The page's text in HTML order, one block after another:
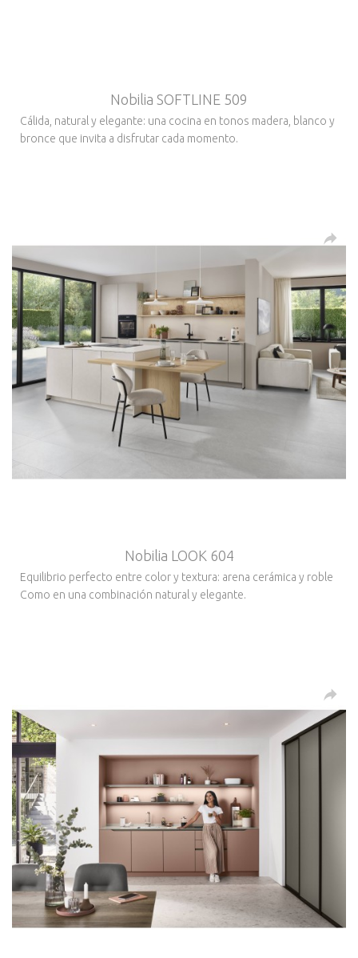
Nobilia SOFTLINE 509
Cálida, natural y elegante: una cocina en tonos madera, blanco y
bronce que invita a disfrutar cada momento.
Nobilia LOOK 604
Equilibrio perfecto entre color y textura: arena cerámica y roble
Como en una combinación natural y elegante.